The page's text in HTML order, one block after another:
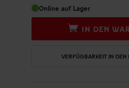
Online auf Lager
IN DEN
VERFÜGBARKEIT IN